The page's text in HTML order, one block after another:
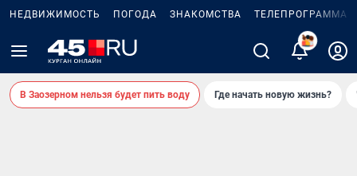
НЕДВИЖИМОСТЬ ПОГОДА ЗНАКОМСТВА ТЕЛЕПРОГРАММА
2
В Заозерном нельзя будет пить воду Где начать новую жизнь?